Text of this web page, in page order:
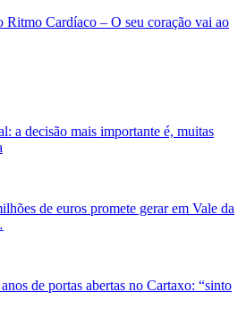
Ritmo Cardíaco – O seu coração vai ao
a decisão mais importante é, muitas
de euros promete gerar em Vale da
de portas abertas no Cartaxo: “sinto